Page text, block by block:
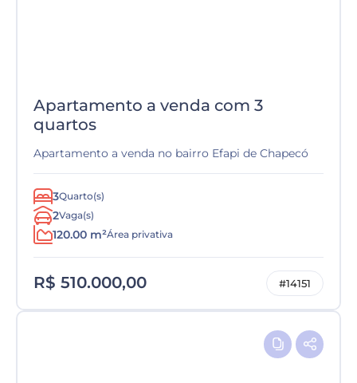
Apartamento a venda com 3
quartos
Apartamento a venda no bairro Efapi de Chapecó
3Quarto(s)
2Vaga(s)
120.00 m²Área privativa
R$ 510.000,00 #14151